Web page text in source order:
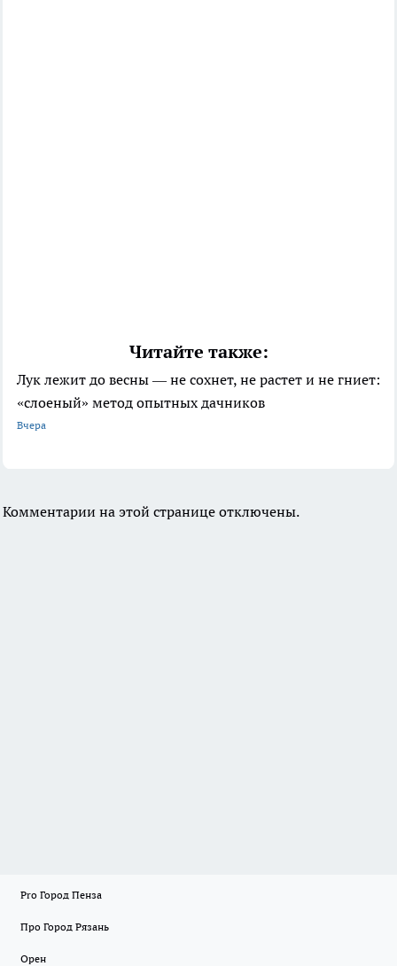
Читайте также:
Лук лежит до весны — не сохнет, не растет и не гниет:
«слоеный» метод опытных дачников
Вчера
Комментарии на этой странице отключены.
Pro Город Пенза
Про Город Рязань
Орен